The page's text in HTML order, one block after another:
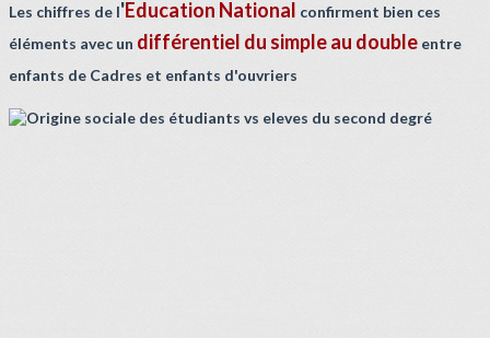
Les chiffres de l'Education National confirment bien ces
éléments avec un différentiel du simple au double entre
enfants de Cadres et enfants d'ouvriers